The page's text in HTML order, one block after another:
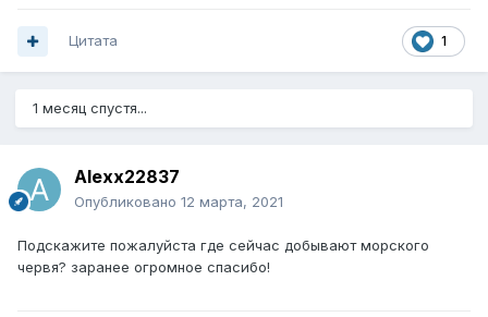
1
Цитата
1 месяц спустя...
Alexx22837
Опубликовано 12 марта, 2021
Подскажите пожалуйста где сейчас добывают морского
червя? заранее огромное спасибо!